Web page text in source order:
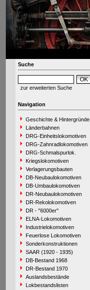
Suche
zur erweiterten Suche
Navigation
Geschichte & Hintergründe
Länderbahnen
DRG-Einheitslokomotiven
DRG-Zahnradlokomotiven
DRG-Schmalspurlok.
Kriegslokomotiven
Verlagerungsbauten
DB-Neubaulokomotiven
DB-Umbaulokomotiven
DR-Neubaulokomotiven
DR-Rekolokomotiven
DR - "6000er"
ELNA-Lokomotiven
Industrielokomotiven
Feuerlose Lokomotiven
Sonderkonstruktionen
SAAR (1920 - 1935)
DB-Bestand 1968
DR-Bestand 1970
Auslandsbestände
Lokbestandslisten